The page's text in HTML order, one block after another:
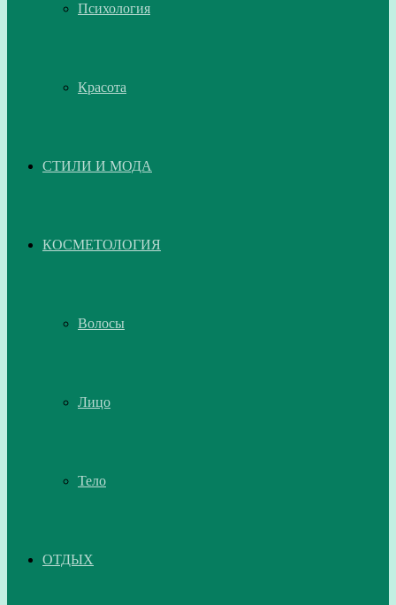
Психология
Красота
СТИЛИ И МОДА
КОСМЕТОЛОГИЯ
Волосы
Лицо
Тело
ОТДЫХ